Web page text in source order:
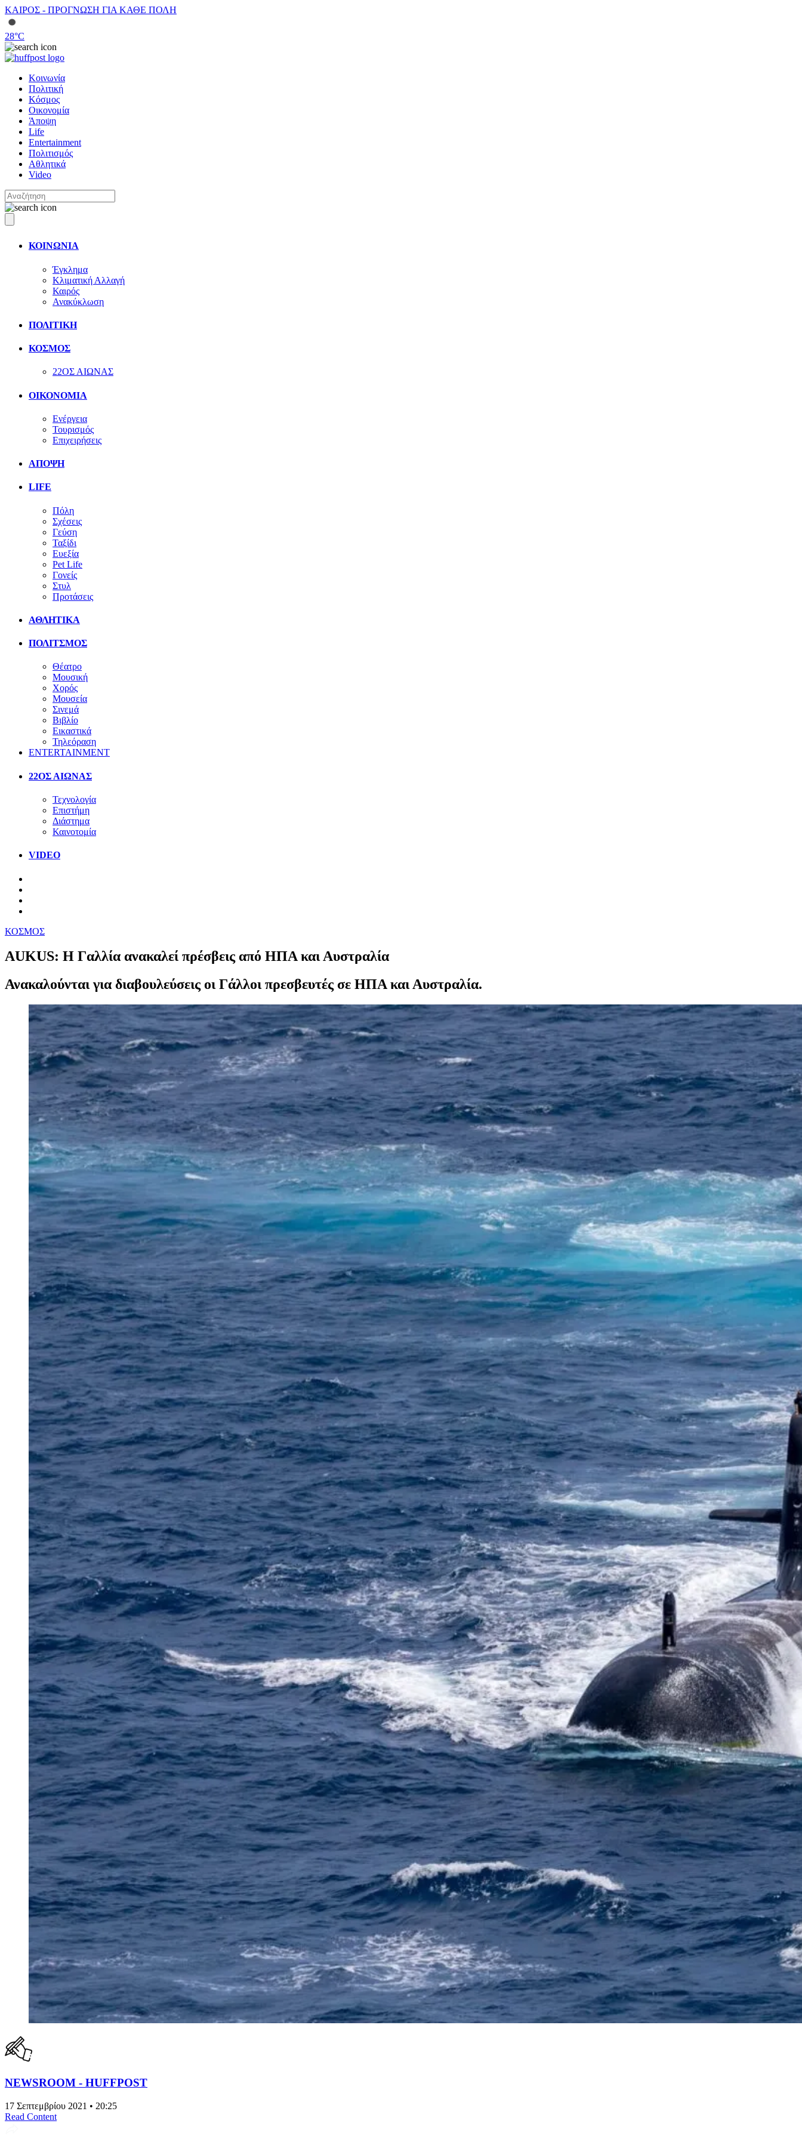
ΚΑΙΡΟΣ - ΠΡΟΓΝΩΣΗ ΓΙΑ ΚΑΘΕ ΠΟΛΗ
28°C
Κοινωνία
Πολιτική
Κόσμος
Οικονομία
Άποψη
Life
Entertainment
Πολιτισμός
Αθλητικά
Video
ΚΟΙΝΩΝΙΑ
Έγκλημα
Κλιματική Αλλαγή
Καιρός
Ανακύκλωση
ΠΟΛΙΤΙΚΗ
ΚΟΣΜΟΣ
22ΟΣ ΑΙΩΝΑΣ
ΟΙΚΟΝΟΜΙΑ
Ενέργεια
Τουρισμός
Επιχειρήσεις
ΑΠΟΨΗ
LIFE
Πόλη
Σχέσεις
Γεύση
Ταξίδι
Ευεξία
Pet Life
Γονείς
Στυλ
Προτάσεις
ΑΘΛΗΤΙΚΑ
ΠΟΛΙΤΣΜΟΣ
Θέατρο
Μουσική
Χορός
Μουσεία
Σινεμά
Βιβλίο
Εικαστικά
Τηλεόραση
ENTERTAINMENT
22ΟΣ ΑΙΩΝΑΣ
Τεχνολογία
Επιστήμη
Διάστημα
Καινοτομία
VIDEO
ΚΟΣΜΟΣ
AUKUS: H Γαλλία ανακαλεί πρέσβεις από ΗΠΑ και Αυστραλία
Ανακαλούνται για διαβουλεύσεις οι Γάλλοι πρεσβευτές σε ΗΠΑ και Αυστραλία.
NEWSROOM - HUFFPOST
17 Σεπτεμβρίου 2021 • 20:25
Read Content